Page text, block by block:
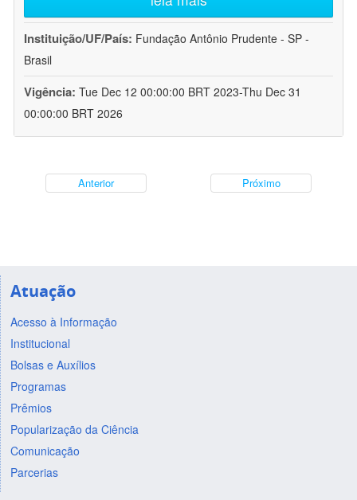
Instituição/UF/País: Fundação Antônio Prudente - SP -
Brasil
Vigência: Tue Dec 12 00:00:00 BRT 2023-Thu Dec 31
00:00:00 BRT 2026
Anterior Próximo
Atuação
Acesso à Informação
Institucional
Bolsas e Auxílios
Programas
Prêmios
Popularização da Ciência
Comunicação
Parcerias